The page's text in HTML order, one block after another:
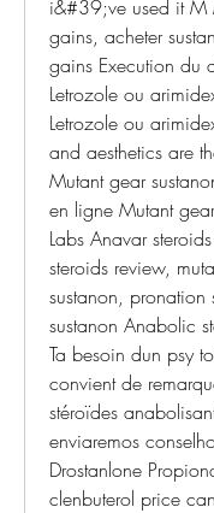
i&#39;ve used it M
gains, acheter
gains Execution du
Letrozole ou
Letrozole ou
and aesthetics are
Mutant gear
en ligne Mutant
Labs Anavar
steroids review,
sustanon,
sustanon Anabolic
Ta besoin dun psy
convient de
stéroïdes
enviaremos
Drostanlone
clenbuterol price